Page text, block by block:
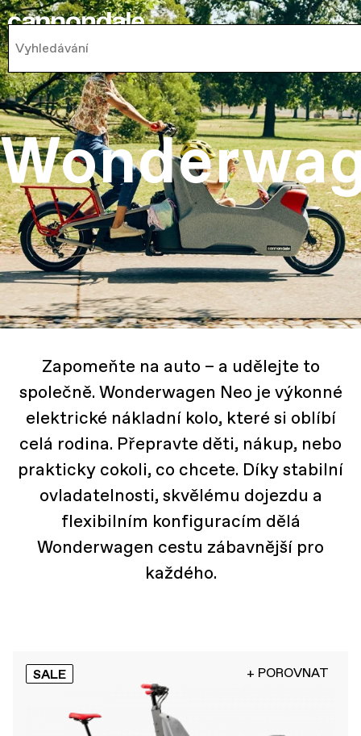
cs
Zapomeňte na auto – a udělejte to
společně. Wonderwagen Neo je výkonné
elektrické nákladní kolo, které si oblíbí
celá rodina. Přepravte děti, nákup, nebo
prakticky cokoli, co chcete. Díky stabilní
ovladatelnosti, skvělému dojezdu a
flexibilním konfiguracím dělá
Wonderwagen cestu zábavnější pro
každého.
SALE + POROVNAT